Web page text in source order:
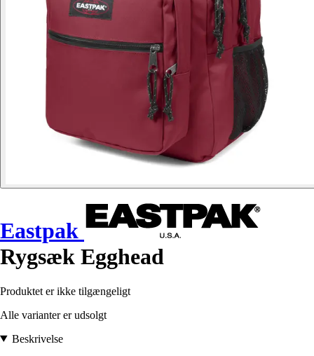
Eastpak
Rygsæk Egghead
Produktet er ikke tilgængeligt
Alle varianter er udsolgt
Beskrivelse